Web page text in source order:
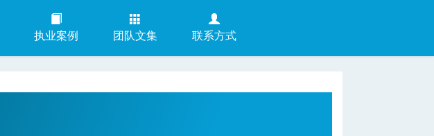
执业案例 团队文集 联系方式